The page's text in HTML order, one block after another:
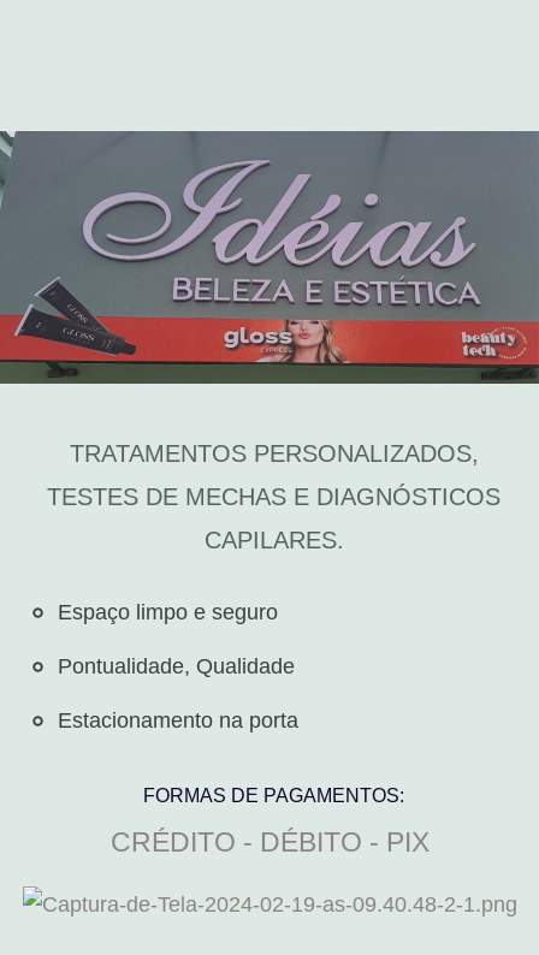
TRATAMENTOS PERSONALIZADOS,
TESTES DE MECHAS E DIAGNÓSTICOS
CAPILARES.
Espaço limpo e seguro​
Pontualidade, Qualidade
Estacionamento na porta
FORMAS DE PAGAMENTOS:
CRÉDITO - DÉBITO - PIX